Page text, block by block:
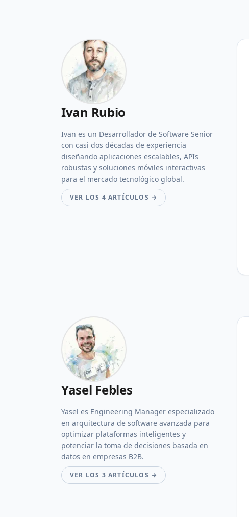
Ivan Rubio
Ivan es un Desarrollador de Software Senior
con casi dos décadas de experiencia
diseñando aplicaciones escalables, APIs
robustas y soluciones móviles interactivas
para el mercado tecnológico global.
VER LOS 4 ARTÍCULOS →
Yasel Febles
Yasel es Engineering Manager especializado
en arquitectura de software avanzada para
optimizar plataformas inteligentes y
potenciar la toma de decisiones basada en
datos en empresas B2B.
VER LOS 3 ARTÍCULOS →